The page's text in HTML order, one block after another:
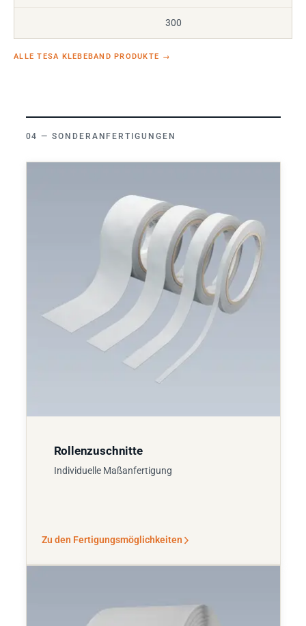
300
ALLE TESA KLEBEBAND PRODUKTE →
SONDERANFERTIGUNGEN
Rollenzuschnitte
Individuelle Maßanfertigung
Zu den Fertigungsmöglichkeiten